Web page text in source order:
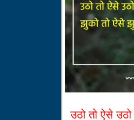
उठो तो ऐसे